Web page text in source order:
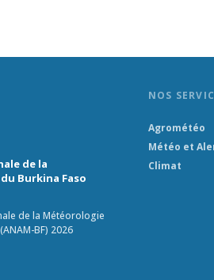
de la
Burkina Faso
de la Météorologie
BF) 2026
NOS
Agrométéo
Météo et
Climat